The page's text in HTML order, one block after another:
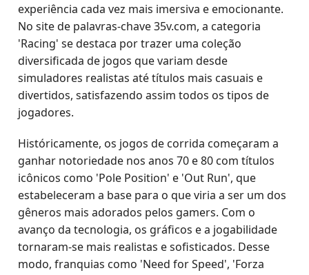
experiência cada vez mais imersiva e emocionante.
No site de palavras-chave 35v.com, a categoria
'Racing' se destaca por trazer uma coleção
diversificada de jogos que variam desde
simuladores realistas até títulos mais casuais e
divertidos, satisfazendo assim todos os tipos de
jogadores.
Históricamente, os jogos de corrida começaram a
ganhar notoriedade nos anos 70 e 80 com títulos
icônicos como 'Pole Position' e 'Out Run', que
estabeleceram a base para o que viria a ser um dos
gêneros mais adorados pelos gamers. Com o
avanço da tecnologia, os gráficos e a jogabilidade
tornaram-se mais realistas e sofisticados. Desse
modo, franquias como 'Need for Speed', 'Forza